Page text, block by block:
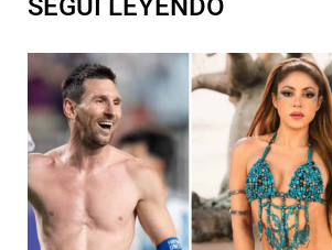
SEGUI LEYENDO